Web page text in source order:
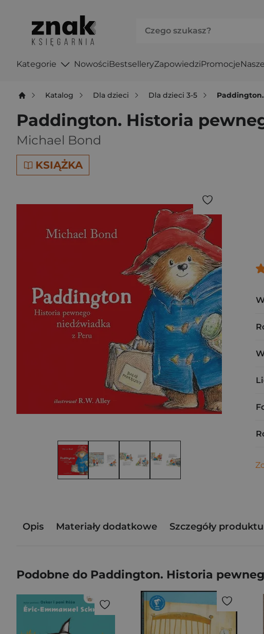
Kategorie NowościBestselleryZapowiedziPromocje
Katalog Dla dzieci Dla dzieci 3-5
Paddington. Historia
Michael Bond
KSIĄŻKA
Opis Materiały dodatkowe Szczegóły produktu
Podobne do Paddington. Historia